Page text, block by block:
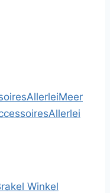
AllerleiMeer
Allerlei
Winkel